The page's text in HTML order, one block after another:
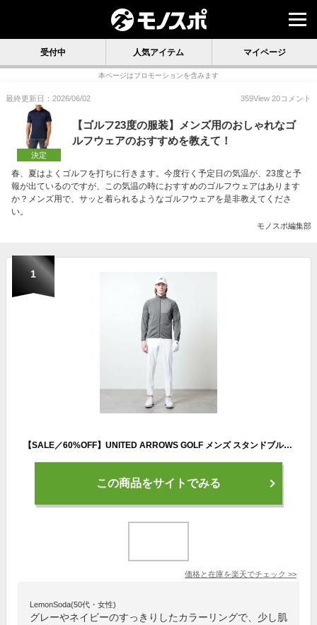
受付中 人気アイテム マイページ
本ページはプロモーションを含みます
最終更新日：2026/06/02 359View 20コメント
決定
【ゴルフ23度の服装】メンズ用のおしゃれなゴ
ルフウェアのおすすめを教えて！
春、夏はよくゴルフを打ちに行きます。今度行く予定日の気温が、23度と予
報が出ているのですが、この気温の時におすすめのゴルフウェアはあります
か？メンズ用で、サッと着られるようなゴルフウェアを是非教えてくださ
い。
モノスポ編集部
1
【SALE／60%OFF】UNITED ARROWS GOLF メンズ スタンドブルゾン ユナイテッドアローズ アウトレット スポーツ・アウトドア用品 ゴルフグッズ グレー ネイビー【送料無料】
この商品をサイトでみる
価格と在庫を楽天でチェック >>
LemonSoda(50代・女性)
グレーやネイビーのすっきりしたカラーリングで、少し肌